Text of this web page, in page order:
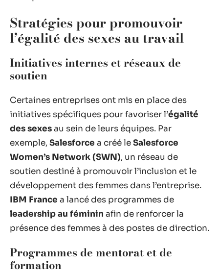
Stratégies pour promouvoir
l’égalité des sexes au travail
Initiatives internes et réseaux de
soutien
Certaines entreprises ont mis en place des
initiatives spécifiques pour favoriser l’égalité
des sexesau sein de leurs équipes. Par
exemple,Salesforce a créé leSalesforce
Women’s Network (SWN), un réseau de
soutien destiné à promouvoir l’inclusion et le
développement des femmes dans l’entreprise.
IBM France a lancé des programmes de
leadership au féminin afin de renforcer la
présence des femmes à des postes de direction.
Programmes de mentorat et de
formation